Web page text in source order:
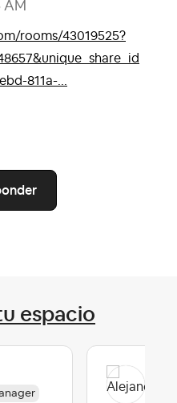
AM
rooms/43019525?
811a-...
espacio